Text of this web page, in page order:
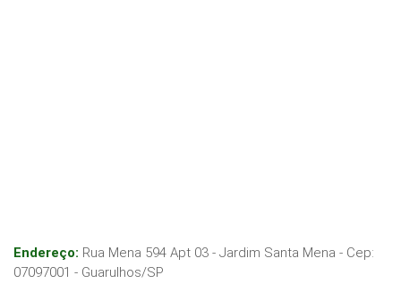
Endereço: Rua Mena 594 Apt 03 - Jardim Santa Mena - Cep:
07097001 - Guarulhos/SP